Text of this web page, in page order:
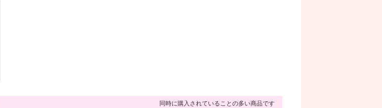
同時に購入されていることの多い商品です